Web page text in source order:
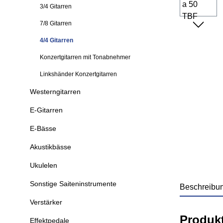
3/4 Gitarren
7/8 Gitarren
4/4 Gitarren
Konzertgitarren mit Tonabnehmer
Linkshänder Konzertgitarren
Westerngitarren
E-Gitarren
E-Bässe
Akustikbässe
Ukulelen
Sonstige Saiteninstrumente
Verstärker
Effektpedale